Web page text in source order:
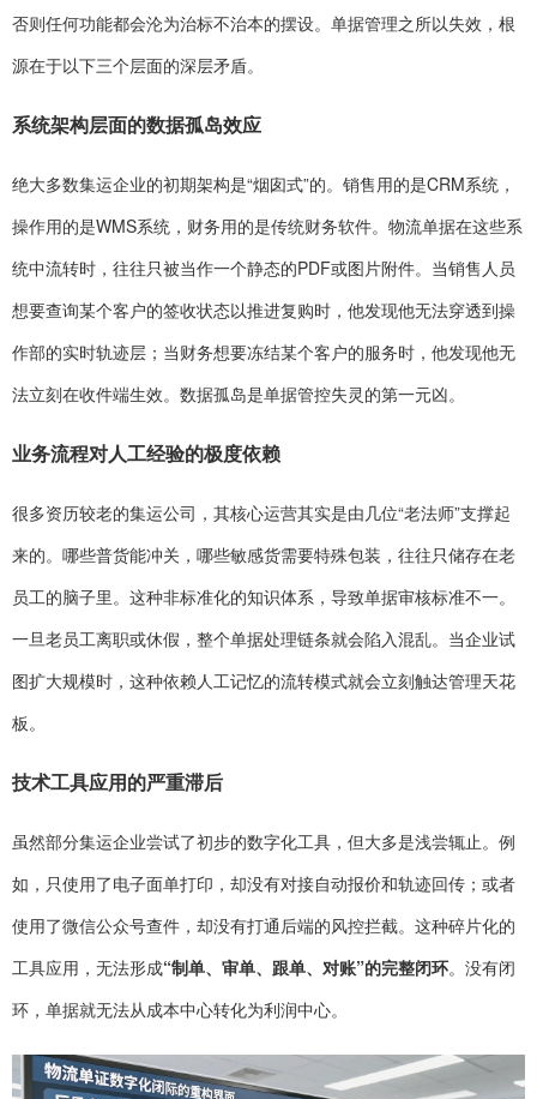
否则任何功能都会沦为治标不治本的摆设。单据管理之所以失效，根
源在于以下三个层面的深层矛盾。
系统架构层面的数据孤岛效应
绝大多数集运企业的初期架构是“烟囱式”的。销售用的是CRM系统，
操作用的是WMS系统，财务用的是传统财务软件。物流单据在这些系
统中流转时，往往只被当作一个静态的PDF或图片附件。当销售人员
想要查询某个客户的签收状态以推进复购时，他发现他无法穿透到操
作部的实时轨迹层；当财务想要冻结某个客户的服务时，他发现他无
法立刻在收件端生效。数据孤岛是单据管控失灵的第一元凶。
业务流程对人工经验的极度依赖
很多资历较老的集运公司，其核心运营其实是由几位“老法师”支撑起
来的。哪些普货能冲关，哪些敏感货需要特殊包装，往往只储存在老
员工的脑子里。这种非标准化的知识体系，导致单据审核标准不一。
一旦老员工离职或休假，整个单据处理链条就会陷入混乱。当企业试
图扩大规模时，这种依赖人工记忆的流转模式就会立刻触达管理天花
板。
技术工具应用的严重滞后
虽然部分集运企业尝试了初步的数字化工具，但大多是浅尝辄止。例
如，只使用了电子面单打印，却没有对接自动报价和轨迹回传；或者
使用了微信公众号查件，却没有打通后端的风控拦截。这种碎片化的
工具应用，无法形成“制单、审单、跟单、对账”的完整闭环。没有闭
环，单据就无法从成本中心转化为利润中心。